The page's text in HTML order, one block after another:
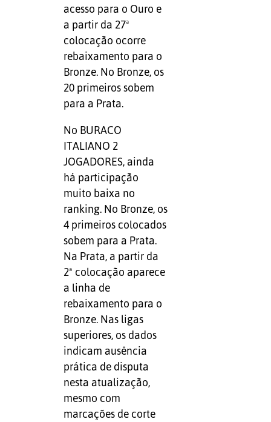
acesso para o Ouro e
a partir da 27ª
colocação ocorre
rebaixamento para o
Bronze. No Bronze, os
20 primeiros sobem
para a Prata.
No BURACO
ITALIANO 2
JOGADORES, ainda
há participação
muito baixa no
ranking. No Bronze, os
4 primeiros colocados
sobem para a Prata.
Na Prata, a partir da
2ª colocação aparece
a linha de
rebaixamento para o
Bronze. Nas ligas
superiores, os dados
indicam ausência
prática de disputa
nesta atualização,
mesmo com
marcações de corte